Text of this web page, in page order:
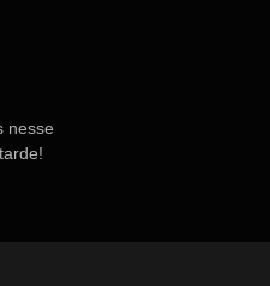
nesse